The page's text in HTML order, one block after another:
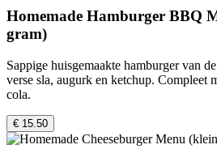
Homemade Hamburger BBQ
gram)
Sappige huisgemaakte hamburger van
verse sla, augurk en ketchup. Compleet
cola.
€ 15.50